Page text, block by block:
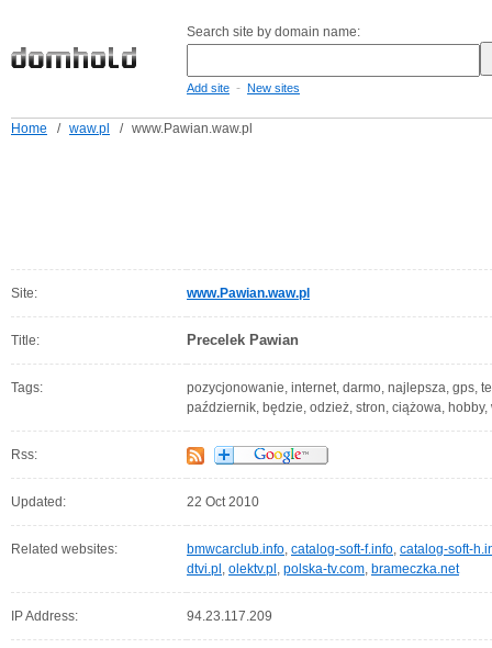
Search site by domain name:
Add site - New sites
Home / waw.pl / www.Pawian.waw.pl
Site: www.Pawian.waw.pl
Title: Precelek Pawian
Tags:
pozycjonowanie, internet, darmo, najlepsza, gps,
październik, będzie, odzież, stron, ciążowa, hobby,
Rss:
Updated: 22 Oct 2010
Related websites: bmwcarclub.info, catalog-soft-f.info, catalog-soft-
dtvi.pl , olektv.pl , polska-tv.com, brameczka.net
IP Address: 94.23.117.209